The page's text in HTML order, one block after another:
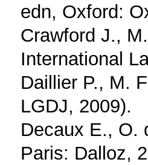
edn, Oxford:
Crawford J.,
International
Daillier P., M.
LGDJ, 2009).
Decaux E., O.
Paris: Dalloz,